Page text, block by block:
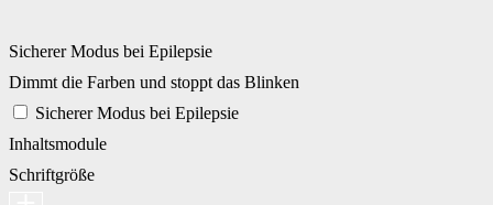
Sicherer Modus bei Epilepsie
Dimmt die Farben und stoppt das Blinken
Sicherer Modus bei Epilepsie
Inhaltsmodule
Schriftgröße